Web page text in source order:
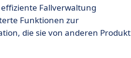
Fallverwaltung
Funktionen zur
die sie von anderen